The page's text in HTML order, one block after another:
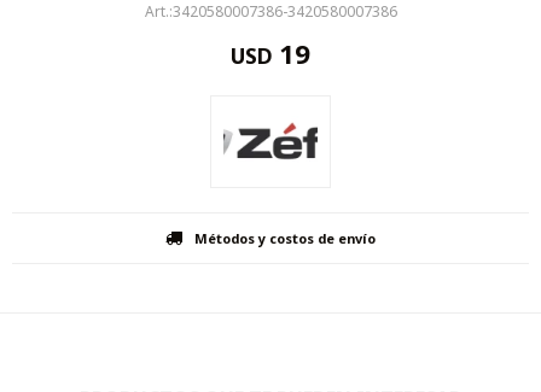
3420580007386-3420580007386
USD 19
Métodos y costos de envío